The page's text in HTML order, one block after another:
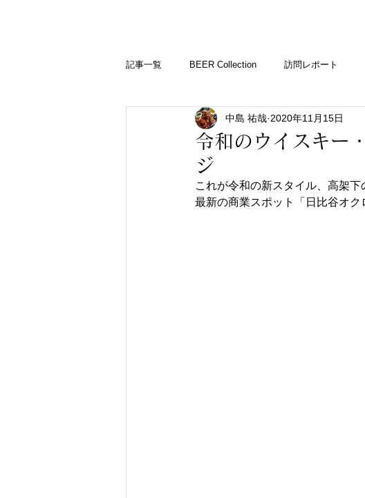
記事一覧 BEER Collection 訪問レポート
バーコラム
令和のウイスキー
ジ
中島 祐哉 2020年11月15日
これが令和の新スタイル、高架下
最新の商業スポット「日比谷オク